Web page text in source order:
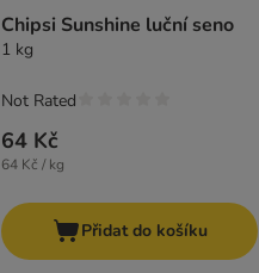
Chipsi Sunshine luční seno
1 kg
64 Kč
64 Kč / kg
Not Rated
Přidat do košíku